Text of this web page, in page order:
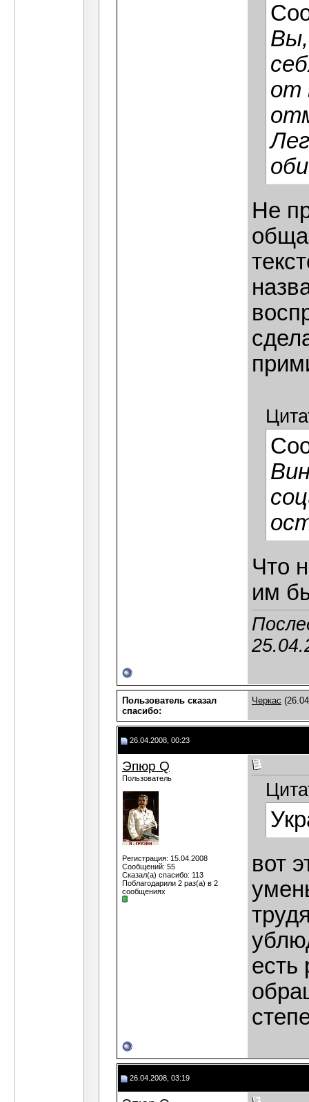
от
Не
Что
им
Пользователь сказал
cпасибо:
Черкас
26.04.2008, 00:23
Эпюр Q
Пользователь
Регистрация: 15.04.2008
Сообщений: 55
Сказал(а) спасибо: 113
Поблагодарили 2 раз(а) в 2
сообщениях
вот
есть
26.04.2008, 03:19